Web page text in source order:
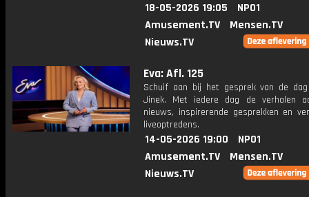
18-05-2026 19:05
NPO1
Amusement.TV
Mensen.TV
Nieuws.TV
Eva: Afl. 125
Schuif aan bij het gesprek van de
Jinek. Met iedere dag de verhalen
nieuws, inspirerende gesprekken en
liveoptredens.
14-05-2026 19:00
NPO1
Amusement.TV
Mensen.TV
Nieuws.TV